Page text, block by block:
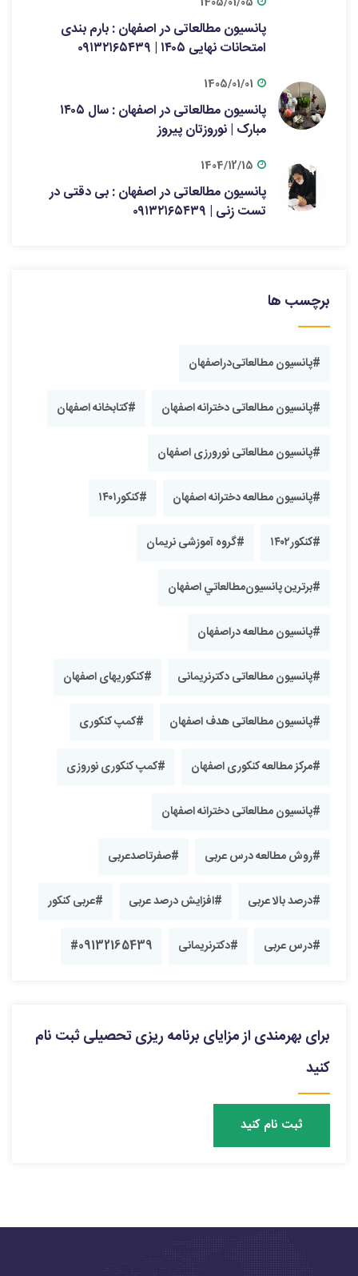
پانسیون مطالعاتی در اصفهان : بارم بندی
امتحانات نهایی ۱۴۰۵ | ۰۹۱۳۲۱۶۵۴۳۹
1405/01/01
پانسیون مطالعاتی در اصفهان : سال ۱۴۰۵
مبارک | نوروزتان پیروز
1404/12/15
پانسیون مطالعاتی در اصفهان : بی دقتی در
تست زنی | ۰۹۱۳۲۱۶۵۴۳۹
برچسب ها
#‎پانسیون مطالعاتی‌‌دراصفهان
#پانسیون مطالعاتی دخترانه اصفهان #کتابخانه اصفهان
#پانسیون ‎مطالعاتی نورورزی اصفهان
#پانسیون مطالعه دخترانه اصفهان #کنکور۱۴۰۱
#کنکور۱۴۰۲ #گروه آموزشی نریمان
#برترین پانسیون‌مطالعاتي اصفهان
#پانسیون مطالعه دراصفهان
#پانسیون مطالعاتی دکترنریمانی #کنکوریهای اصفهان
#پانسیون مطالعاتی هدف اصفهان #کمپ کنکوری
#مرکز مطالعه کنکوری اصفهان #کمپ کنکوری نوروزی
#پانسیون مطالعاتی دخترانه اصفهان
#روش مطالعه درس عربی #صفرتاصدعربی
#درصد بالا عربی #افزایش درصد عربی #عربی کنکور
#درس عربی #دکترنریمانی #09132165439
برای بهرمندی از مزایای برنامه ریزی تحصیلی ثبت نام
کنید
ثبت نام کنید